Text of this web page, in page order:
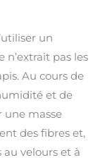
un
pas les
Au cours de
et de
une masse
des fibres et,
velours et à